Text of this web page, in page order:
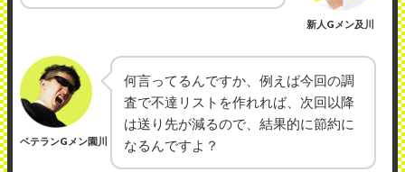
新人Gメン及川
ベテランGメン園川
何言ってるんですか、例えば今回の調
査で不達リストを作れれば、次回以降
は送り先が減るので、結果的に節約に
なるんですよ？